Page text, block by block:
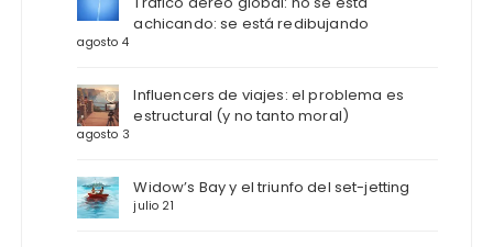
achicando: se está redibujando
agosto 4
Influencers de viajes: el problema es
estructural (y no tanto moral)
agosto 3
Widow’s Bay y el triunfo del set-jetting
julio 21